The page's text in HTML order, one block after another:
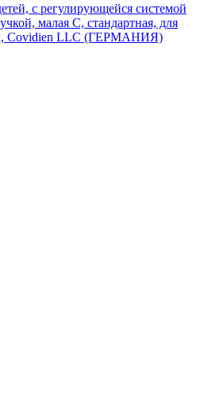
с регулирующейся системой
малая С, стандартная, для
Covidien LLC (ГЕРМАНИЯ)